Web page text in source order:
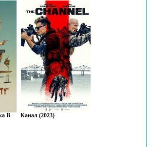
В
Канал (2023)